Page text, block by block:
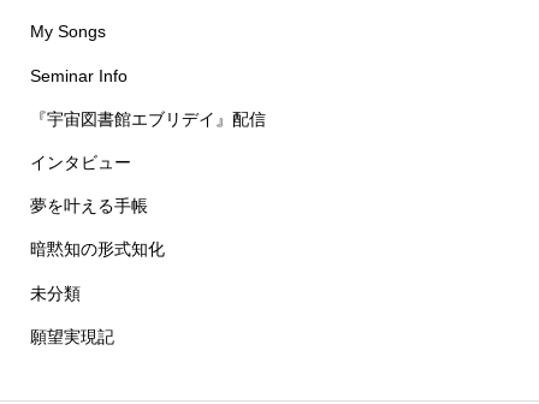
My Songs
Seminar Info
『宇宙図書館エブリデイ』配信
インタビュー
夢を叶える手帳
暗黙知の形式知化
未分類
願望実現記